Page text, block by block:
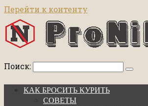
Перейти к контенту
Поиск:
КАК БРОСИТЬ КУРИТЬ
СОВЕТЫ